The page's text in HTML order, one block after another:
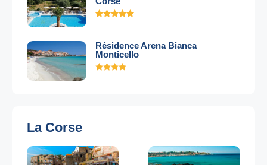
Résidence Arena Bianca
Monticello
La Corse